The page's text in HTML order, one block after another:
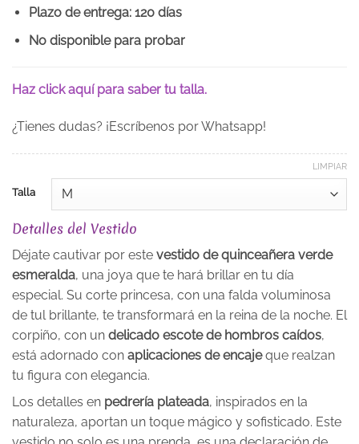
Plazo de entrega: 120 días
No disponible para probar
Haz click aquí para saber tu talla.
¿Tienes dudas? ¡Escríbenos por Whatsapp!
Talla
LIMPIAR
Detalles del Vestido
Déjate cautivar por este vestido de quinceañera verde
esmeralda, una joya que te hará brillar en tu día
especial. Su corte princesa, con una falda voluminosa
de tul brillante, te transformará en la reina de la noche. El
corpiño, con un delicado escote de hombros caídos,
está adornado con aplicaciones de encajeque realzan
tu figura con elegancia.
Los detalles en pedrería plateada, inspirados en la
naturaleza, aportan un toque mágico y sofisticado. Este